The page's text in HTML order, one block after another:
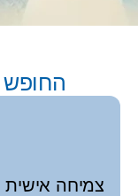
החופש
צמיחה אישית